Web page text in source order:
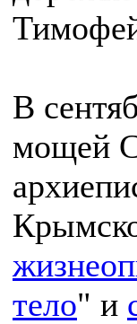
В
мощей
тело" и